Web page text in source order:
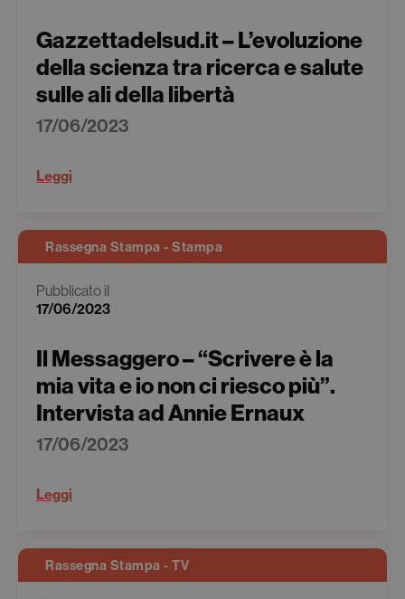
Gazzettadelsud.it – L’evoluzione
della scienza tra ricerca e salute
sulle ali della libertà
17/06/2023
Leggi
Rassegna Stampa - Stampa
Pubblicato il
17/06/2023
Il Messaggero – “Scrivere è la
mia vita e io non ci riesco più”.
Intervista ad Annie Ernaux
17/06/2023
Leggi
Rassegna Stampa - TV